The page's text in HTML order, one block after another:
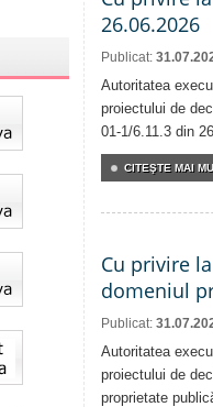
26.06.2026
Publicat:
Autoritatea
proiectului de
01-1/6.11.3 din
CITEŞTE MAI
Cu privire
domeniul
Publicat:
Autoritatea
proiectului de
proprietate